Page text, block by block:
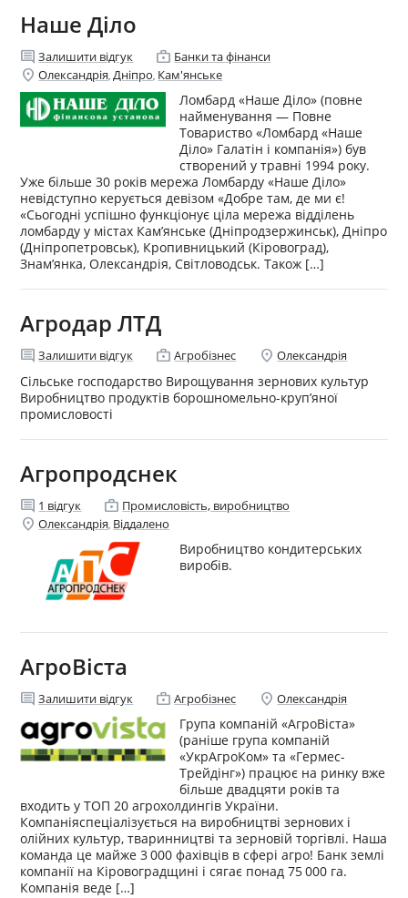
Наше Діло
comment Залишити відгук enterprise Банки та фінанси
location_on Олександрія,Дніпро, Кам'янське
Ломбард «Наше Діло» (повне
найменування — Повне
Товариство «Ломбард «Наше
Діло» Галатін і компанія») був
створений у травні 1994 року.
Уже більше 30 років мережа Ломбарду «Наше Діло»
невідступно керується девізом «Добре там, де ми є!
«Сьогодні успішно функціонує ціла мережа відділень
ломбарду у містах Кам’янське (Дніпродзержинськ), Дніпро
(Дніпропетровськ), Кропивницький (Кіровоград),
Знам’янка, Олександрія, Світловодськ. Також […]
Агродар ЛТД
comment Залишити відгук enterprise Агробізнес location_on Олександрія
Сільське господарство Вирощування зернових культур
Виробництво продуктів борошномельно-круп’яної
промисловості
Агропродснек
comment 1 відгук enterprise Промисловість, виробництво
location_on Олександрія Віддалено
Виробництво кондитерських
виробiв.
АгроВіста
comment Залишити відгук enterprise Агробізнес location_on Олександрія
Група компаній «АгроВіста»
(раніше група компаній
«УкрАгроКом» та «Гермес-
Трейдінг») працює на ринку вже
більше двадцяти років та
входить у ТОП 20 агрохолдингів України.
Компаніяспеціалізується на виробництві зернових і
олійних культур, тваринництві та зерновій торгівлі. Наша
команда це майже 3 000 фахівців в сфері агро! Банк землі
компанії на Кіровоградщині і сягає понад 75 000 га.
Компанія веде […]